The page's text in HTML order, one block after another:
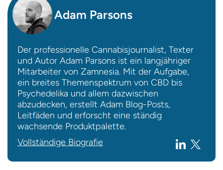
Adam Parsons
Der professionelle Cannabisjournalist, Texter
und Autor Adam Parsons ist ein langjähriger
Mitarbeiter von Zamnesia. Mit der Aufgabe,
ein breites Themenspektrum von CBD bis
Psychedelika und allem dazwischen
abzudecken, erstellt Adam Blog-Posts,
Leitfäden und erforscht eine ständig
wachsende Produktpalette.
Vollständige Biografie